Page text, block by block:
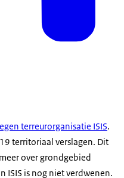
terreurorganisatie ISIS.
territoriaal verslagen. Dit
over grondgebied
ISIS is nog niet verdwenen.